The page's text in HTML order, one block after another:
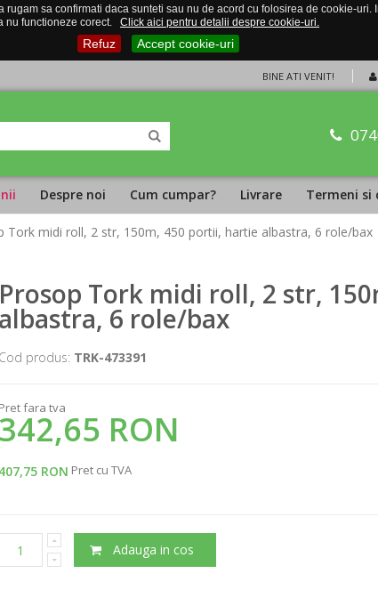
sa confirmati daca sunteti sau nu de acord cu folosirea de cookie-
nu functioneze corect.
Click aici pentru detalii despre cookie-uri.
Refuz Accept cookie-uri
BINE ATI VENIT!
Despre noi Cum cumpar? Livrare Termeni si
Tork midi roll, 2 str, 150m, 450 portii, hartie albastra, 6 role/bax
Prosop Tork midi roll, 2 str,
albastra, 6 role/bax
Cod produs: TRK-473391
Pret fara tva
342,65 RON
407,75 RON Pret cu TVA
Adauga in cos